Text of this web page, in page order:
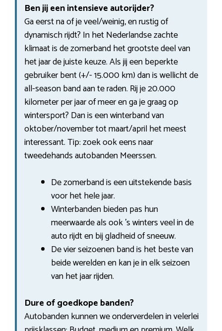
Ben jij een intensieve autorijder?
Ga eerst na of je veel/weinig, en rustig of
dynamisch rijdt? In het Nederlandse zachte
klimaat is de zomerband het grootste deel van
het jaar de juiste keuze. Als jij een beperkte
gebruiker bent (+/- 15.000 km) dan is wellicht de
all-season band aan te raden. Rij je 20.000
kilometer per jaar of meer en ga je graag op
wintersport? Dan is een winterband van
oktober/november tot maart/april het meest
interessant. Tip: zoek ook eens naar
tweedehands autobanden Meerssen.
De zomerband is een uitstekende basis
voor het hele jaar.
Winterbanden bieden pas hun
meerwaarde als ook ’s winters veel in de
auto rijdt en bij gladheid of sneeuw.
De vier seizoenen band is het beste van
beide werelden en kan je in elk seizoen
van het jaar rijden.
Dure of goedkope banden?
Autobanden kunnen we onderverdelen in velerlei